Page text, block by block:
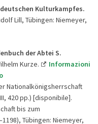
Kulturkampfes.
Lill, Tübingen: Niemeyer,
der Abtei S.
Kurze.
Informazioni
Nationalkönigsherrschaft
420 pp.) [disponibile].
bis zum
Tübingen: Niemeyer,